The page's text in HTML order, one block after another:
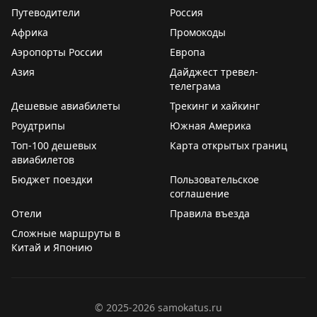
необходимым самолетам и может снизить темпы
производства
✈️ В аэропорту Монреаля самолетвыкатилсяза
✈️У самолета авиакомпании Ryanair при взлете из
произошла разгерметизация
✈️ начали бороться за easyJet
судьба экипажа
пропавшего Boeing 737 авиакомпании К2. Поиски
рейсов отменены
Путеводители
Россия
Африка
Промокоды
Аэропорты России
Европа
Азия
Дайджест тревел-
телеграма
Дешевые авиабилеты
Трекинг и хайкинг
Роудтрипы
Южная Америка
Топ-100 дешевых
авиабилетов
Карта открытых границ
Бюджет поездки
Пользовательское
соглашение
Отели
Правила въезда
Сложные маршруты в
Китай и Японию
© 2025-2026 samokatus.ru